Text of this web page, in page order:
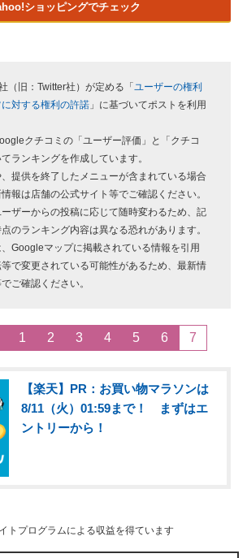
ショッピングでチェック
（旧：Twitter社）が定める「 ユーザーの権利
対する権利の許諾 」に基づいてポストを利用
クチコミの「ユーザー評価」と「クチコ
ランキングを作成しています。
、提供を終了したメニューが含まれている場合
報は店舗の公式サイト等でご確認ください。
ーザーからの投稿に応じて随時変わるため、記
のランキング内容は異なる恐れがあります。
、Googleマップに掲載されている情報を引用
で変更されている可能性があるため、最新情
ご確認ください。
1 2 3 4 5 6 7
【楽天】PR：お買い物マラソンは
8/11（火）01:59まで！ まずはエ
ントリーから！
トプログラムによる収益を得ています